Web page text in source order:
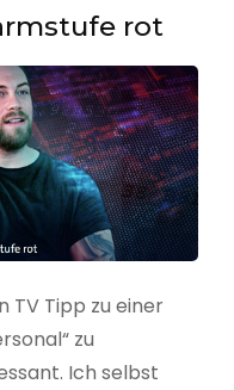
rot
TV Tipp zu einer
zu
Ich selbst